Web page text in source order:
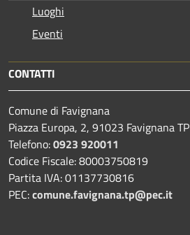
Luoghi
Eventi
CONTATTI
Comune di Favignana
Piazza Europa, 2, 91023 Favignana TP
Telefono:0923 920011
Codice Fiscale: 80003750819
Partita IVA: 01137730816
PEC:comune.favignana.tp@pec.it